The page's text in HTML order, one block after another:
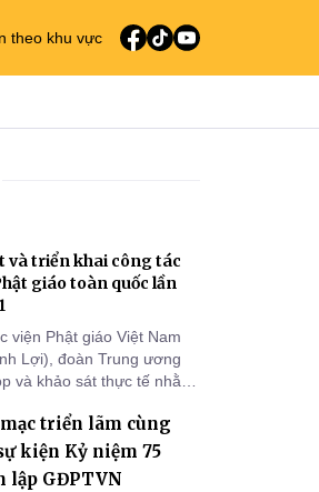
theo khu vực
và triển khai công tác
giáo toàn quốc lần
viện Phật giáo Việt Nam
Lợi), đoàn Trung ương
và khảo sát thực tế nhằm
2026-2031.
triển lãm cùng
kiện Kỷ niệm 75
lập GĐPTVN